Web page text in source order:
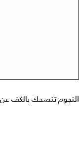
النجوم تنصحك بالكف عن